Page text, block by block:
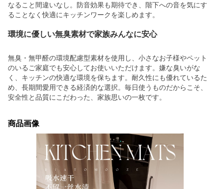
なること間違いなし。防音効果も期待でき、階下への音を気にす
ることなく快適にキッチンワークを楽しめます。
環境に優しい無臭素材で家族みんなに安心
無臭・無甲醛の環境配慮型素材を使用し、小さなお子様やペット
のいるご家庭でも安心してお使いいただけます。嫌な臭いがな
く、キッチンの快適な環境を保ちます。耐久性にも優れているた
め、長期間愛用できる経済的な選択。毎日使うものだからこそ、
安全性と品質にこだわった、家族思いの一枚です。
商品画像